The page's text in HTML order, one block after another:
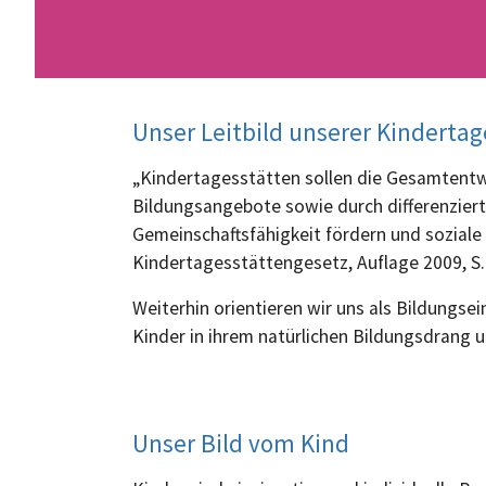
Unser Leitbild unserer
„Kindertagesstätten sollen die
Bildungsangebote sowie durch
Gemeinschaftsfähigkeit fördern und
Kindertagesstättengesetz, Auflage 2009,
Weiterhin orientieren wir uns als
Kinder in ihrem natürlichen Bildungsdrang
Unser Bild vom Kind